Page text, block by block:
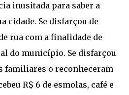
inusitada para saber a
cidade. Se disfarçou de
rua com a finalidade de
do município. Se disfarçou
familiares o reconheceram
R$ 6 de esmolas, café e